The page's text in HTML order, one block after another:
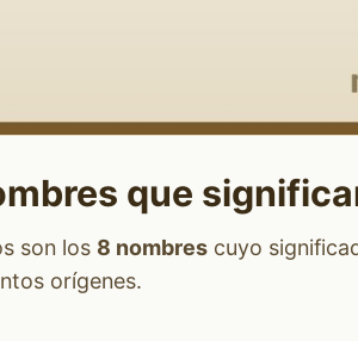
que
son los 8 nombres cuyo
orígenes.